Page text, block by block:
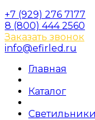
+7 (929) 276 7177
8 (800) 444 2560
Заказать звонок
info@efirled.ru
Главная
Каталог